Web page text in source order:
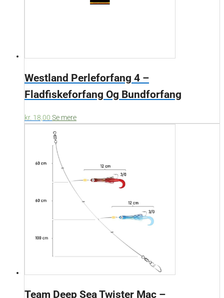
Westland Perleforfang 4 –
Fladfiskeforfang Og Bundforfang
kr. 18,00 Se mere
Team Deep Sea Twister Mac –